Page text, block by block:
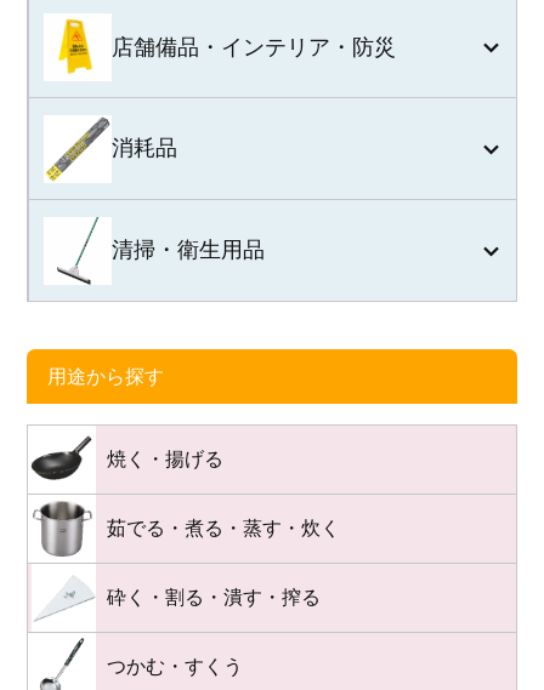
店舗備品・インテリア・防災
消耗品
清掃・衛生用品
用途から探す
焼く・揚げる
茹でる・煮る・蒸す・炊く
砕く・割る・潰す・搾る
つかむ・すくう